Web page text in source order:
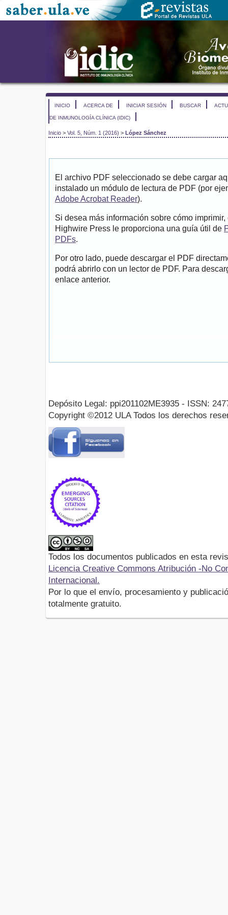
INICIO ACERCA DE INICIAR SESIÓN BUSCAR
DE INMUNOLOGÍA CLÍNICA (IDIC)
Inicio > Vol. 5, Núm. 1 (2016) > López Sánchez
El archivo PDF seleccionado se debe cargar
instalado un módulo de lectura de PDF (por
Adobe Acrobat Reader).
Si desea más información sobre cómo
Highwire Press le proporciona una guía útil de
PDFs.
Por otro lado, puede descargar el PDF
podrá abrirlo con un lector de PDF. Para
enlace anterior.
Depósito Legal: ppi201102ME3935 - ISSN:
Copyright ©2012 ULA Todos los derechos
Todos los documentos publicados en esta
Licencia Creative Commons Atribución -No
Internacional.
Por lo que el envío, procesamiento y
totalmente gratuito.